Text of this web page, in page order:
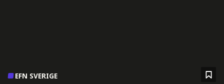
EFN SVERIGE